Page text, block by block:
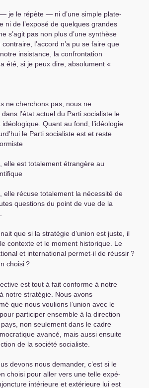
— je le répète — ni d’une simple plate-
ni de l’exposé de quelques grandes
s’agit pas non plus d’une synthèse
l’accord n’a pu se faire que
insistance, la confron­tation
été, si je peux dire, absolument «
ne cherchons pas, nous ne
l’état actuel du Parti socialiste le
Quant au fond, l’idéo­logie
le Parti socialiste est et reste
elle est totalement étrangère au
elle récuse totalement la nécessité de
questions du point de vue de la
que si la stratégie d’union est juste, il
contexte et le moment historique. Le
et international permet-il de réussir?
choisi?
est tout à fait conforme à notre
notre stratégie. Nous avons
que nous voulions l’union avec le
participer ensemble à la direction
non seulement dans le cadre
avancé, mais aussi ensuite
de la société socialiste.
devons nous demander, c’est si le
choisi pour aller vers une telle expé­
intérieure et extérieure lui est